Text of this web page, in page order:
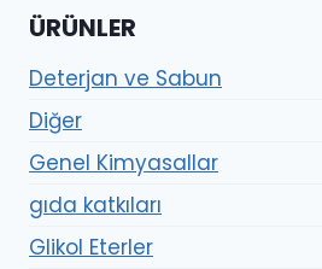
ÜRÜNLER
Deterjan ve Sabun
Diğer
Genel Kimyasallar
gıda katkıları
Glikol Eterler